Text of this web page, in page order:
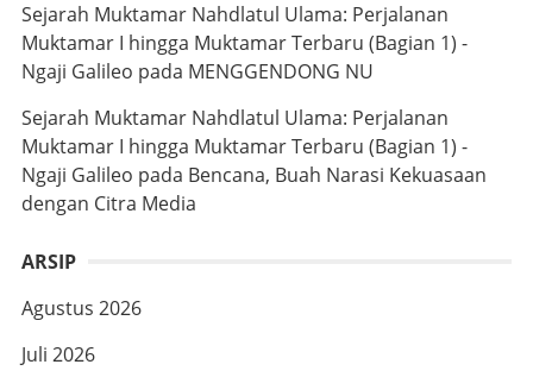
Sejarah Muktamar Nahdlatul Ulama: Perjalanan
Muktamar I hingga Muktamar Terbaru (Bagian 1) -
Ngaji Galileo pada MENGGENDONG NU
Sejarah Muktamar Nahdlatul Ulama: Perjalanan
Muktamar I hingga Muktamar Terbaru (Bagian 1) -
Ngaji Galileo pada Bencana, Buah Narasi Kekuasaan
dengan Citra Media
ARSIP
Agustus 2026
Juli 2026